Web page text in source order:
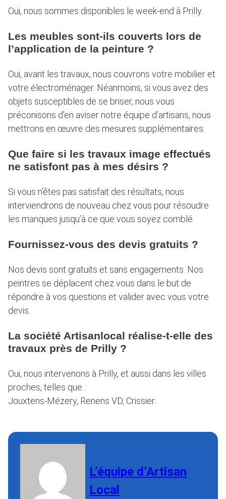
Oui, nous sommes disponibles le week-end à Prilly.
Les meubles sont-ils couverts lors de
l’application de la peinture ?
Oui, avant les travaux, nous couvrons votre mobilier et
votre électroménager. Néanmoins, si vous avez des
objets susceptibles de se briser, nous vous
préconisons d’en aviser notre équipe d’artisans, nous
mettrons en œuvre des mesures supplémentaires.
Que faire si les travaux image effectués
ne satisfont pas à mes désirs ?
Si vous n’êtes pas satisfait des résultats, nous
interviendrons de nouveau chez vous pour résoudre
les manques jusqu’à ce que vous soyez comblé.
Fournissez-vous des devis gratuits ?
Nos devis sont gratuits et sans engagements. Nos
peintres se déplacent chez vous dans le but de
répondre à vos questions et valider avec vous votre
devis.
La société Artisanlocal réalise-t-elle des
travaux près de Prilly ?
Oui, nous intervenons à Prilly, et aussi dans les villes
proches, telles que :
Jouxtens-Mézery, Renens VD, Crissier.
L’équipe d’Artisan
Local